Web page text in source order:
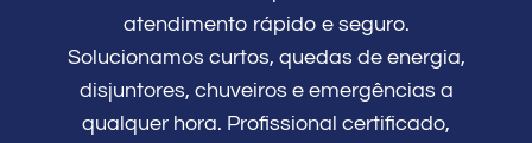
atendimento rápido e seguro.
Solucionamos curtos, quedas de energia,
disjuntores, chuveiros e emergências a
qualquer hora. Profissional certificado,